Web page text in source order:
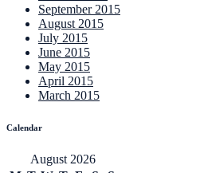
September 2015
August 2015
July 2015
June 2015
May 2015
April 2015
March 2015
Calendar
August 2026